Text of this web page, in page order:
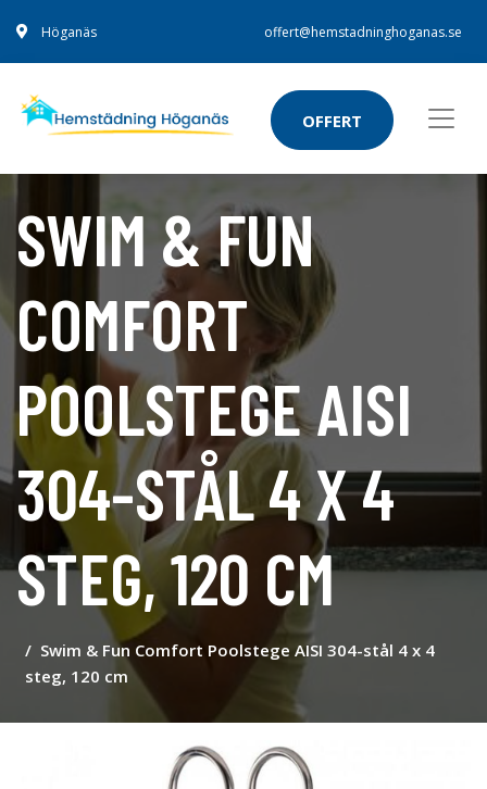
Höganäs offert@hemstadninghoganas.se
OFFERT
SWIM & FUN
COMFORT
POOLSTEGE AISI
304-STÅL 4 X 4
STEG, 120 CM
Swim & Fun Comfort Poolstege AISI 304-stål 4 x 4
steg, 120 cm